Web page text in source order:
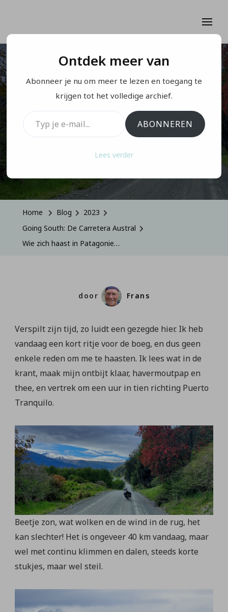
GOING SOUTH: DE CARRETERA AUSTRAL
Wie zich haast in
Patagonie…
Home Blog
2023
Going South: De Carretera Austral
Wie zich haast in Patagonie…
door Frans
Verspilt zijn tijd, zo luidt een gezegde hier. Ik heb
vandaag een kort ritje voor de boeg, en dus geen
enkele reden om me te haasten. Ik lees wat in de
krant, maak mijn ontbijt klaar, havermoutpap en
thee, en vertrek om een uur in tien richting Puerto
Tranquilo.
Beetje zon, wat wolken en de wind in de rug, het
kan slechter! Het is ongeveer 40 km vandaag, maar
wel met continu klimmen en dalen, steeds korte
stukjes, maar wel steil.
Ontdek meer van
Abonneer je nu om meer te lezen en toegang te
krijgen tot het volledige archief.
Typ je e-mail...
ABONNEREN
Lees verder